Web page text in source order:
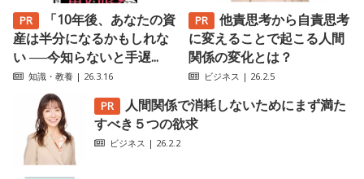
「10年後、あなたの資
産は半分になるかもしれな
い ──今知らないと手遅...
知識・教養 | 26.3.16
他責思考から自責思考
に変えることで起こる人間
関係の変化とは？
ビジネス | 26.2.5
人間関係で消耗しないためにまず満た
すべき５つの欲求
ビジネス | 26.2.2